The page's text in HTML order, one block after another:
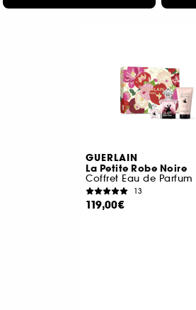
GUERLAIN
La Petite Robe Noire
Coffret Eau de Parfum
13
119,00€